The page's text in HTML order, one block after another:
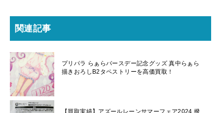
関連記事
プリパラ らぁらバースデー記念グッズ 真中らぁら
描きおろしB2タペストリーを高価買取！
【買取実績】アズールレーンサマーフェア2024 撥